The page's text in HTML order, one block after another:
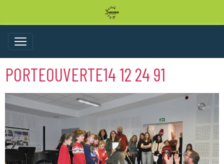
PORTEOUVERTE14 12 24 91